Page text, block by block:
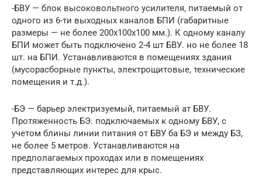
-БВУ — блок высоковольтного усилителя, питаемый от
одного из 6-ти выходных каналов БПИ (габаритные
размеры — не более 200x100x100 мм.). К одному каналу
БПИ может быть подключено 2-4 шт БВУ. но не более 18
шт. на БПИ. Устанавливаются в помещениях здания
(мусорасборные пункты, электрощитовые, технические
помещения и т.д.).
-БЭ — барьер электризуемый, питаемый ат БВУ.
Протяженность БЭ. подключаемых к одному БВУ, с
учетом блины линии питания от БВУ ба БЭ и между БЗ,
не более 5 метров. Устанавливаются на
предполагаемых проходах или в помещениях
представляющих интерес для крыс.